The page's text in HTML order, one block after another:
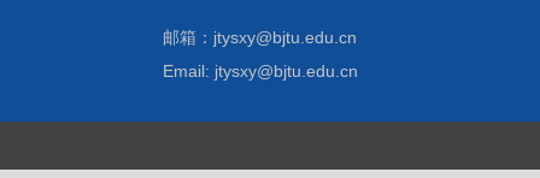
邮箱：jtysxy@bjtu.edu.cn
Email: jtysxy@bjtu.edu.cn